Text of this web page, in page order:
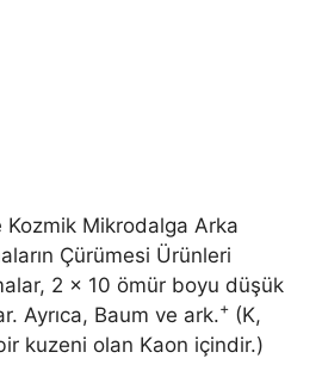
Kozmik Mikrodalga Arka
Çürümesi Ürünleri
2 × 10 ömür boyu düşük
Ayrıca, Baum ve ark.+ (K,
kuzeni olan Kaon içindir.)